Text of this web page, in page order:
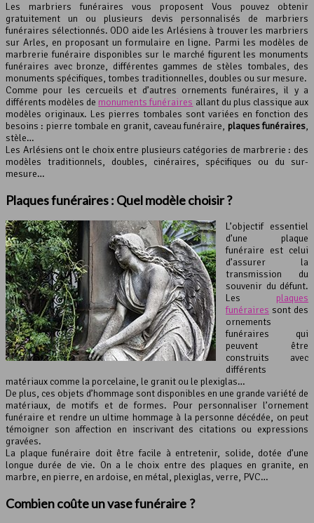
Les marbriers funéraires vous proposent Vous pouvez obtenir
gratuitement un ou plusieurs devis personnalisés de marbriers
funéraires sélectionnés. ODO aide les Arlésiens à trouver les marbriers
sur Arles, en proposant un formulaire en ligne. Parmi les modèles de
marbrerie funéraire disponibles sur le marché figurent les monuments
funéraires avec bronze, différentes gammes de stèles tombales, des
monuments spécifiques, tombes traditionnelles, doubles ou sur mesure.
Comme pour les cercueils et d’autres ornements funéraires, il y a
différents modèles de monuments funéraires allant du plus classique aux
modèles originaux. Les pierres tombales sont variées en fonction des
besoins : pierre tombale en granit, caveau funéraire, plaques funéraires,
stèle…
Les Arlésiens ont le choix entre plusieurs catégories de marbrerie : des
modèles traditionnels, doubles, cinéraires, spécifiques ou du sur-
mesure…
Plaques funéraires : Quel modèle choisir ?
L’objectif essentiel
d’une plaque
funéraire est celui
d’assurer la
transmission du
souvenir du défunt.
Les plaques
funéraires sont des
ornements
funéraires qui
peuvent être
construits avec
différents
matériaux comme la porcelaine, le granit ou le plexiglas…
De plus, ces objets d’hommage sont disponibles en une grande variété de
matériaux, de motifs et de formes. Pour personnaliser l’ornement
funéraire et rendre un ultime hommage à la personne décédée, on peut
témoigner son affection en inscrivant des citations ou expressions
gravées.
La plaque funéraire doit être facile à entretenir, solide, dotée d’une
longue durée de vie. On a le choix entre des plaques en granite, en
marbre, en pierre, en ardoise, en métal, plexiglas, verre, PVC…
Combien coûte unvase funéraire ?